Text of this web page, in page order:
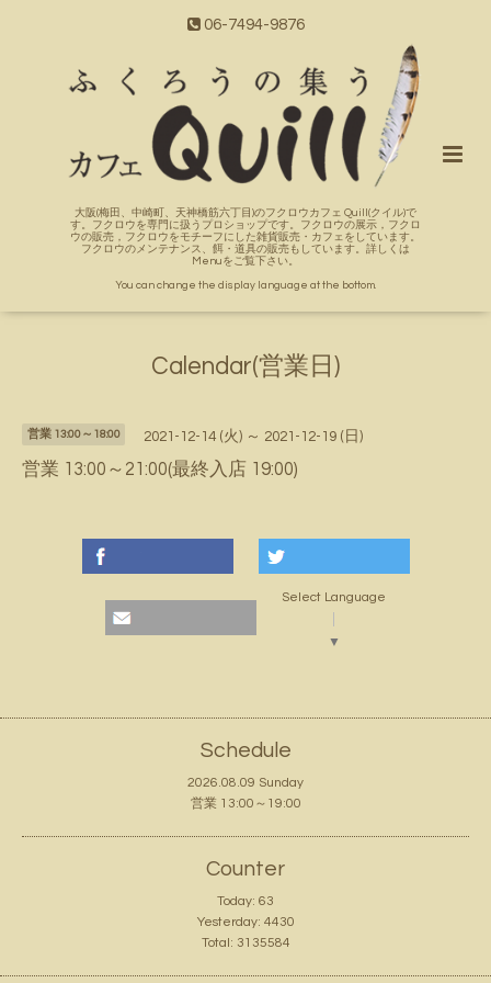
06-7494-9876
大阪(梅田、中崎町、天神橋筋六丁目)のフクロウカフェ Quill(クイル)で
す。フクロウを専門に扱うプロショップです。フクロウの展示，フクロ
ウの販売，フクロウをモチーフにした雑貨販売・カフェをしています。
フクロウのメンテナンス、餌・道具の販売もしています。詳しくは
Menuをご覧下さい。
You can change the display language at the bottom.
Calendar(営業日)
営業 13:00～18:00 2021-12-14 (火) ～ 2021-12-19 (日)
営業 13:00～21:00(最終入店 19:00)
Select Language
▼
Schedule
2026.08.09 Sunday
営業 13:00～19:00
Counter
Today: 63
Yesterday: 4430
Total: 3135584